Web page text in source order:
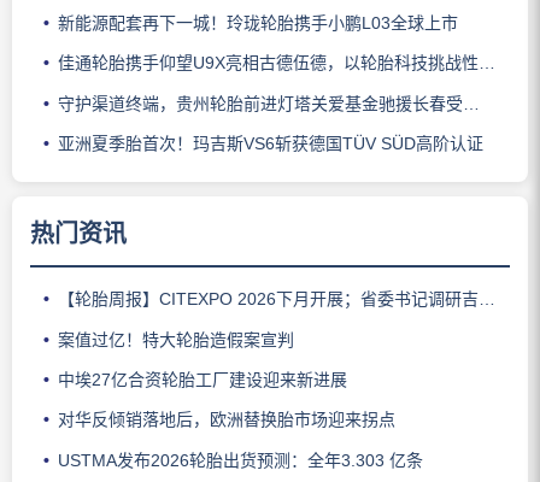
新能源配套再下一城！玲珑轮胎携手小鹏L03全球上市
佳通轮胎携手仰望U9X亮相古德伍德，以轮胎科技挑战性能边界
守护渠道终端，贵州轮胎前进灯塔关爱基金驰援长春受灾门店
亚洲夏季胎首次！玛吉斯VS6斩获德国TÜV SÜD高阶认证
热门资讯
【轮胎周报】CITEXPO 2026下月开展；省委书记调研吉林玲珑；佳通推出新能源轻卡轮胎；三角轮胎斩获大奖；中策宣布涨价
案值过亿！特大轮胎造假案宣判
中埃27亿合资轮胎工厂建设迎来新进展
对华反倾销落地后，欧洲替换胎市场迎来拐点
USTMA发布2026轮胎出货预测：全年3.303 亿条